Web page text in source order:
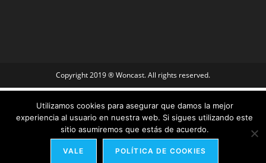
Copyright 2019 ® Woncast. All rights reserved.
Utilizamos cookies para asegurar que damos la mejor
experiencia al usuario en nuestra web. Si sigues utilizando este
sitio asumiremos que estás de acuerdo.
VALE POLÍTICA DE COOKIES